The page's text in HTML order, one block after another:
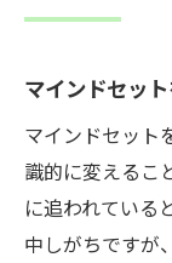
マインドセッ
マインドセット
識的に変えるこ
に追われている
中しがちですが